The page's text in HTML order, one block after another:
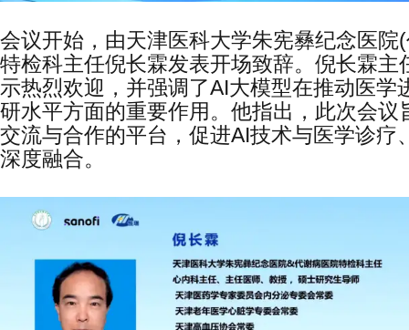
会议开始，由天津医科大学朱宪彝纪念医院
特检科主任倪长霖发表开场致辞。倪长霖主
示热烈欢迎，并强调了AI大模型在推动医学
研水平方面的重要作用。他指出，此次会议
交流与合作的平台，促进AI技术与医学诊疗
深度融合。